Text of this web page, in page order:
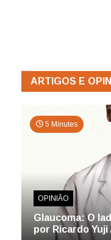
ARTIGOS E
5 Minutes
OPINIÃO
Glaucoma: O
por Ricardo Yuji